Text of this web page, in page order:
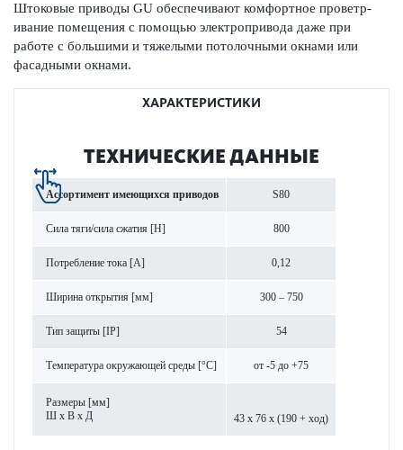
Што­ковые при­воды GU обеспечивают комфортное проветр­
ивание помещения с помощью электропри­вода даже при
работе с большими и тяже­лыми потол­очными окнами или
фасадными окнами.
ХАРАКТЕРИСТИКИ
ТЕХНИЧЕСКИЕ ДАННЫЕ
Ассортимент имеющихся при­в­одов S80
Сила тяги/сила сжатия [Н] 800
Потреб­л­ение тока [A] 0,12
Ширина открытия [мм] 300 – 750
Тип защиты [IP] 54
Темпер­атура окружающей среды [°C] от -5 до +75
Размеры [мм]
Ш х В х Д
43 x 76 x (190 + ход)